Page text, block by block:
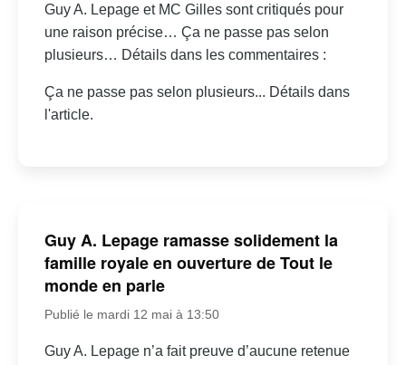
Guy A. Lepage et MC Gilles sont critiqués pour
une raison précise… Ça ne passe pas selon
plusieurs… Détails dans les commentaires :
Ça ne passe pas selon plusieurs... Détails dans
l'article.
Guy A. Lepage ramasse solidement la
famille royale en ouverture de Tout le
monde en parle
Publié le mardi 12 mai à 13:50
Guy A. Lepage n’a fait preuve d’aucune retenue